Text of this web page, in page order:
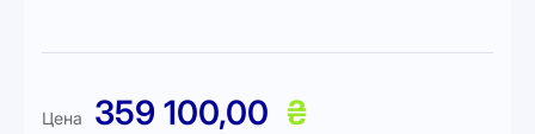
Цена 359 100,00 ₴